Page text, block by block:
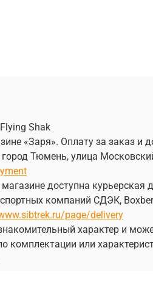
Shak
«Заря». Оплату за заказ и
Тюмень, улица
доступна курьерская
компаний СДЭК,
page/delivery
характер и
комплектации или